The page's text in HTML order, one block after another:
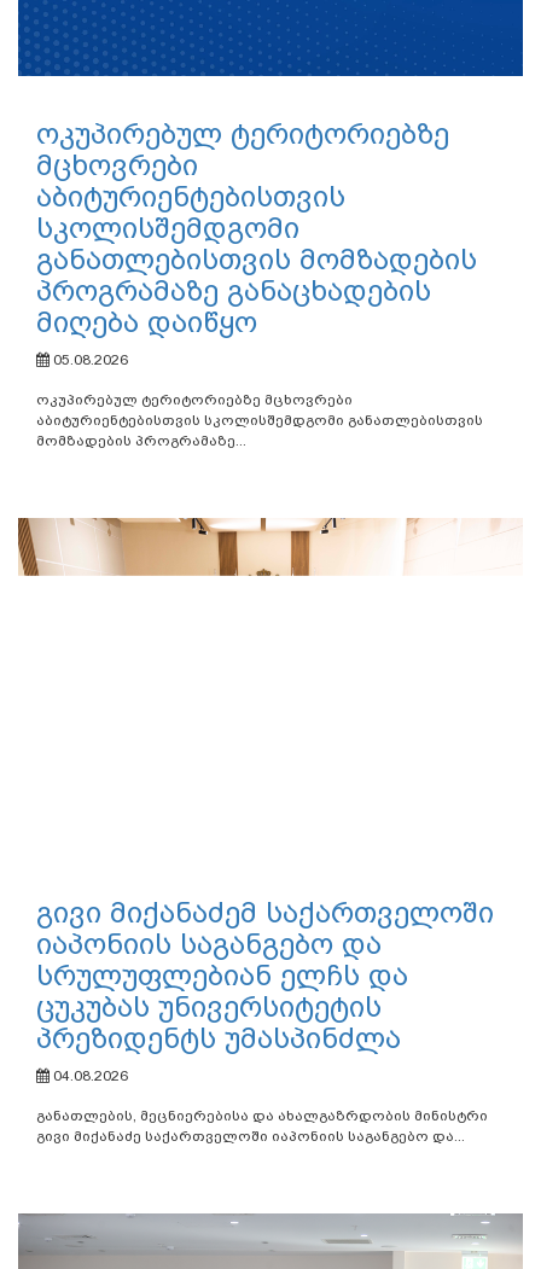
ოკუპირებულ ტერიტორიებზე
მცხოვრები
აბიტურიენტებისთვის
სკოლისშემდგომი
განათლებისთვის მომზადების
პროგრამაზე განაცხადების
მიღება დაიწყო
05.08.2026
ოკუპირებულ ტერიტორიებზე მცხოვრები
აბიტურიენტებისთვის სკოლისშემდგომი განათლებისთვის
მომზადების პროგრამაზე...
გივი მიქანაძემ საქართველოში
იაპონიის საგანგებო და
სრულუფლებიან ელჩს და
ცუკუბას უნივერსიტეტის
პრეზიდენტს უმასპინძლა
04.08.2026
განათლების, მეცნიერებისა და ახალგაზრდობის მინისტრი
გივი მიქანაძე საქართველოში იაპონიის საგანგებო და...